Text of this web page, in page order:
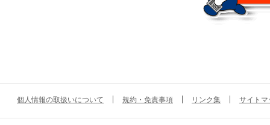
個人情報の取扱いについて 規約・免責事項 リンク集 サイトマ